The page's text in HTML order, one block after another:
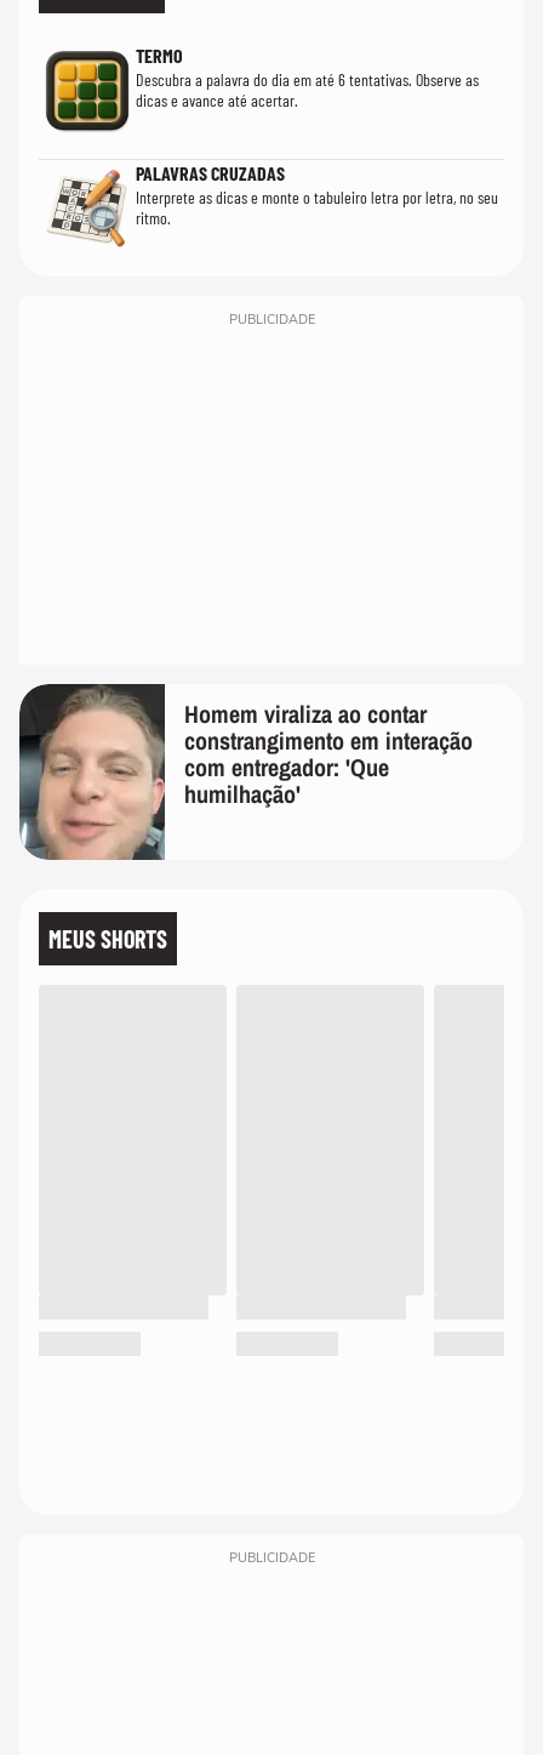
TERMO
Descubra a palavra do dia em até 6 tentativas. Observe as
dicas e avance até acertar.
PALAVRAS CRUZADAS
Interprete as dicas e monte o tabuleiro letra por letra, no seu
ritmo.
PUBLICIDADE
Homem viraliza ao contar
constrangimento em interação
com entregador: 'Que
humilhação'
MEUS SHORTS
PUBLICIDADE